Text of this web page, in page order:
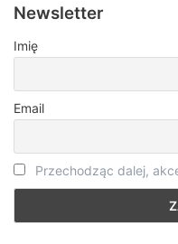
Newsletter
Imię
Email
Przechodząc dalej,